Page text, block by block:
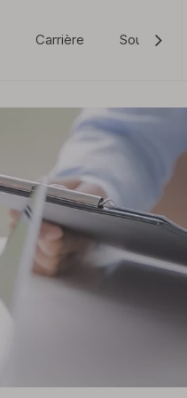
Carrière Soutien